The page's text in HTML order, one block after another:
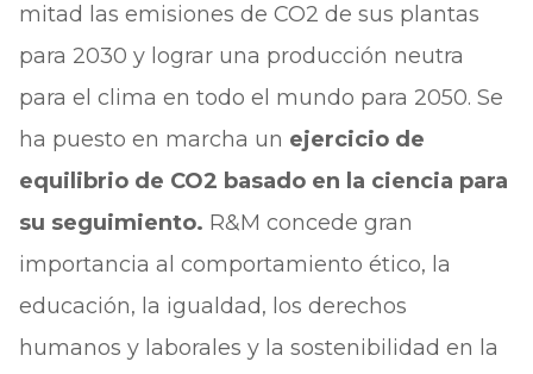
mitad las emisiones de CO2 de sus plantas
para 2030 y lograr una producción neutra
para el clima en todo el mundo para 2050. Se
ha puesto en marcha un ejercicio de
equilibrio de CO2 basado en la ciencia para
su seguimiento. R&M concede gran
importancia al comportamiento ético, la
educación, la igualdad, los derechos
humanos y laborales y la sostenibilidad en la